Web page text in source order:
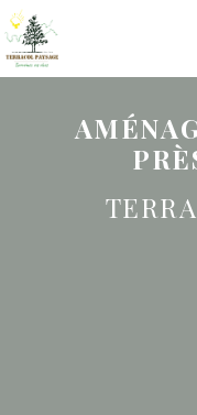
Panneau de gestion des